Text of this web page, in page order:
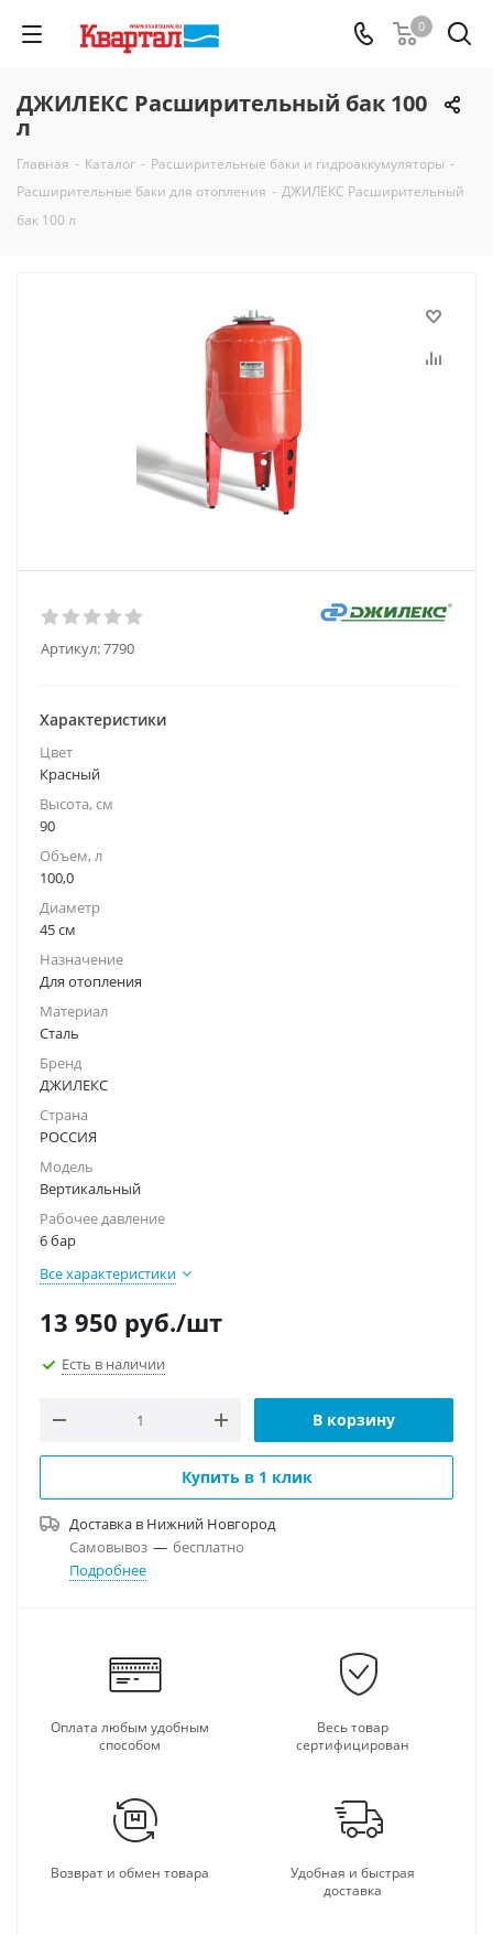
0
ДЖИЛЕКС Расширительный бак 100
л
Главная - Каталог - Расширительные баки и гидроаккумуляторы -
Расширительные баки для отопления - ДЖИЛЕКС Расширительный
бак 100 л
Артикул:7790
Характеристики
Цвет
Красный
Высота, см
90
Объем, л
100,0
Диаметр
45 см
Назначение
Для отопления
Материал
Сталь
Бренд
ДЖИЛЕКС
Страна
РОССИЯ
Модель
Вертикальный
Рабочее давление
6 бар
Все характеристики
13 950 руб./шт
Есть в наличии
В корзину
Купить в 1 клик
Доставка в Нижний Новгород
Самовывоз — бесплатно
Подробнее
Оплата любым удобным
способом
Весь товар
сертифицирован
Возврат и обмен товара
Удобная и быстрая
доставка